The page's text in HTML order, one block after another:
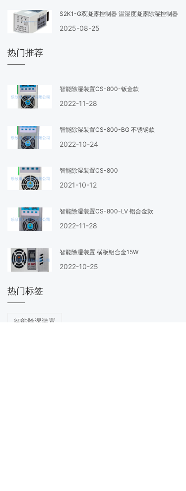
S2K1-G双凝露控制器 温湿度凝露除湿控制器
2025-08-25
热门推荐
智能除湿装置CS-800-钣金款
2022-11-28
智能除湿装置CS-800-BG 不锈钢款
2022-10-24
智能除湿装置CS-800
2021-10-12
智能除湿装置CS-800-LV 铝合金款
2022-11-28
智能除湿装置 横板铝合金15W
2022-10-25
热门标签
智能除湿装置